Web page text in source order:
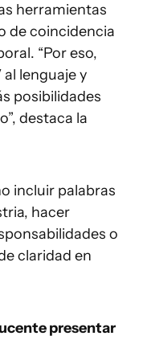
herramientas
de coincidencia
“Por eso,
lenguaje y
posibilidades
destaca la
incluir palabras
hacer
o
claridad en
presentar